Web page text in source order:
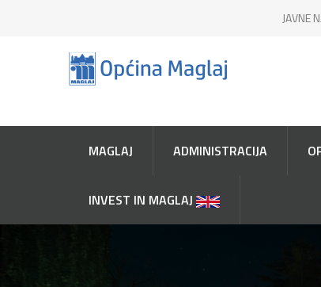
JAVNE
MAGLAJ ADMINISTRACIJA
INVEST IN MAGLAJ